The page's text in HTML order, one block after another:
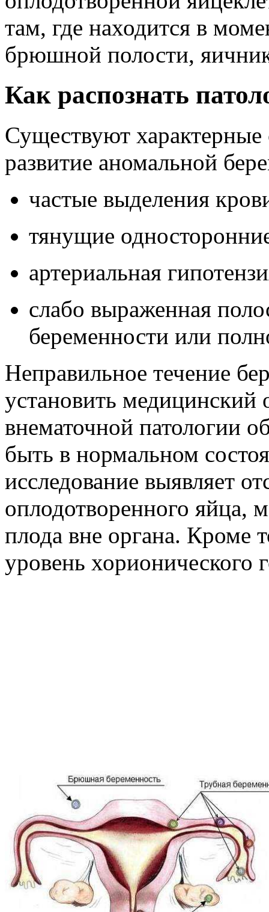
там, где находится в
брюшной полости,
Как распознать
Существуют
развитие аномальной
частые выделения
тянущие
артериальная
слабо выраженная
беременности или
Неправильное течение
установить
внематочной патологии
быть в нормальном
исследование выявляет
оплодотворенного яйца,
плода вне органа. Кроме
уровень хорионического